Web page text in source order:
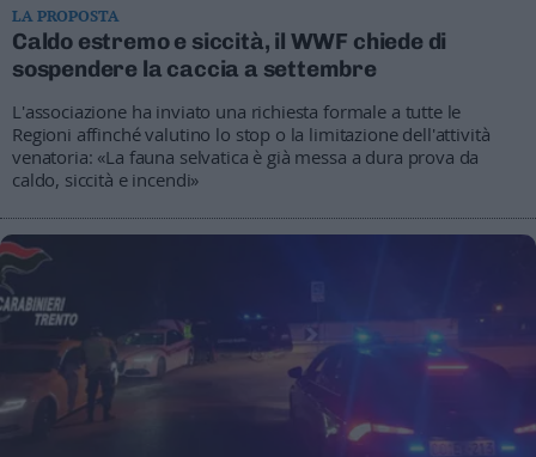
LA PROPOSTA
Caldo estremo e siccità, il WWF chiede di
sospendere la caccia a settembre
L'associazione ha inviato una richiesta formale a tutte le
Regioni affinché valutino lo stop o la limitazione dell'attività
venatoria: «La fauna selvatica è già messa a dura prova da
caldo, siccità e incendi»